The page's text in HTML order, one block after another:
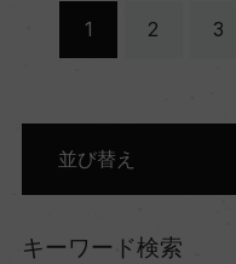
1 2 3
並び替え
原産国別に表示
キーワード検索